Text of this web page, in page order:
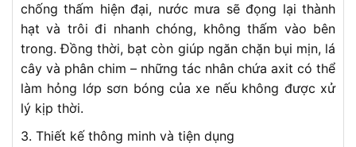
chống thấm hiện đại, nước mưa sẽ đọng lại thành
hạt và trôi đi nhanh chóng, không thấm vào bên
trong. Đồng thời, bạt còn giúp ngăn chặn bụi mịn, lá
cây và phân chim – những tác nhân chứa axit có thể
làm hỏng lớp sơn bóng của xe nếu không được xử
lý kịp thời.
3. Thiết kế thông minh và tiện dụng